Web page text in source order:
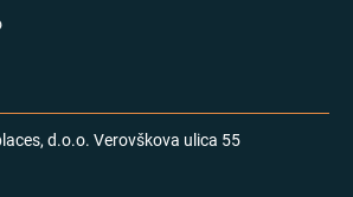
d.o.o. Verovškova ulica 55